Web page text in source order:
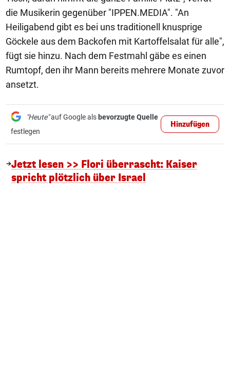
die Musikerin gegenüber "IPPEN.MEDIA". "An
Heiligabend gibt es bei uns traditionell knusprige
Göckele aus dem Backofen mit Kartoffelsalat für alle",
fügt sie hinzu. Nach dem Festmahl gäbe es einen
Rumtopf, den ihr Mann bereits mehrere Monate zuvor
ansetzt.
"Heute"auf Google als bevorzugte Quelle
festlegen
Hinzufügen
Jetzt lesen >> Flori überrascht: Kaiser
spricht plötzlich über Israel